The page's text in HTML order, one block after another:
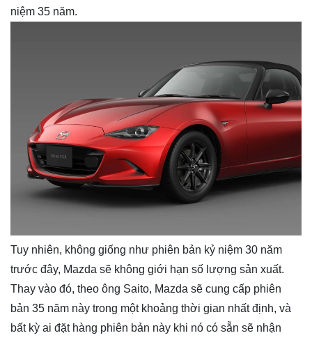
niệm 35 năm.
Tuy nhiên, không giống như phiên bản kỷ niệm 30 năm
trước đây, Mazda sẽ không giới hạn số lượng sản xuất.
Thay vào đó, theo ông Saito, Mazda sẽ cung cấp phiên
bản 35 năm này trong một khoảng thời gian nhất định, và
bất kỳ ai đặt hàng phiên bản này khi nó có sẵn sẽ nhận